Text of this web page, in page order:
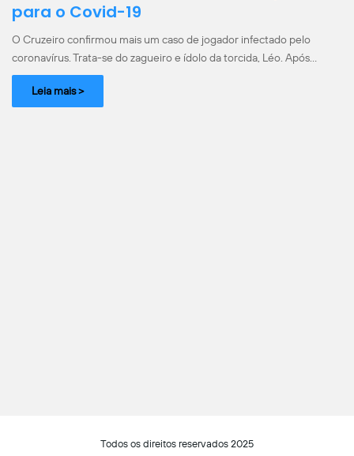
para o Covid-19
O Cruzeiro confirmou mais um caso de jogador infectado pelo
coronavírus. Trata-se do zagueiro e ídolo da torcida, Léo. Após…
Leia mais >
Todos os direitos reservados 2025